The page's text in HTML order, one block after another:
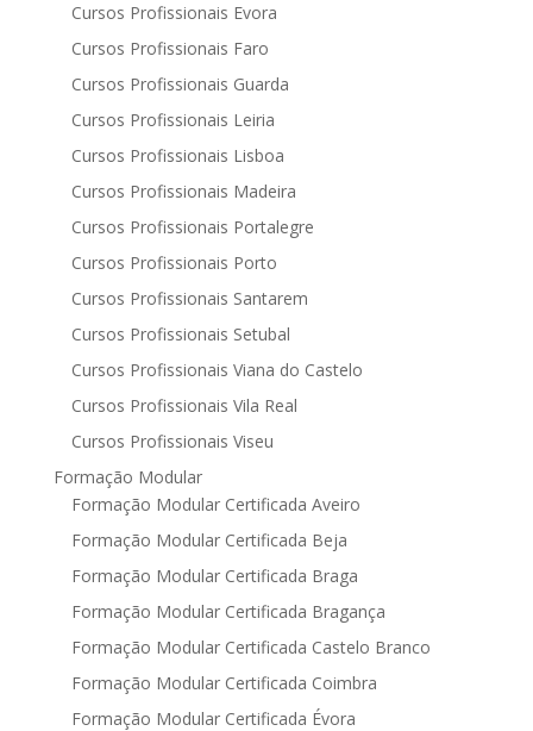
Cursos Profissionais Evora
Cursos Profissionais Faro
Cursos Profissionais Guarda
Cursos Profissionais Leiria
Cursos Profissionais Lisboa
Cursos Profissionais Madeira
Cursos Profissionais Portalegre
Cursos Profissionais Porto
Cursos Profissionais Santarem
Cursos Profissionais Setubal
Cursos Profissionais Viana do Castelo
Cursos Profissionais Vila Real
Cursos Profissionais Viseu
Formação Modular
Formação Modular Certificada Aveiro
Formação Modular Certificada Beja
Formação Modular Certificada Braga
Formação Modular Certificada Bragança
Formação Modular Certificada Castelo Branco
Formação Modular Certificada Coimbra
Formação Modular Certificada Évora